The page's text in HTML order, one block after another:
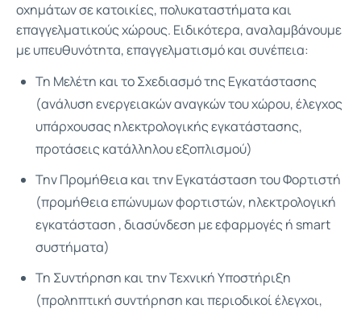
οχημάτων σε κατοικίες, πολυκαταστήματα και
επαγγελματικούς χώρους. Ειδικότερα, αναλαμβάνουμε
με υπευθυνότητα, επαγγελματισμό και συνέπεια:
Τη Μελέτη και το Σχεδιασμό της Εγκατάστασης
(ανάλυση ενεργειακών αναγκών του χώρου, έλεγχος
υπάρχουσας ηλεκτρολογικής εγκατάστασης,
προτάσεις κατάλληλου εξοπλισμού)
Την Προμήθεια και την Εγκατάσταση του Φορτιστή
(προμήθεια επώνυμων φορτιστών, ηλεκτρολογική
εγκατάσταση , διασύνδεση με εφαρμογές ή smart
συστήματα)
Τη Συντήρηση και την Τεχνική Υποστήριξη
(προληπτική συντήρηση και περιοδικοί έλεγχοι,